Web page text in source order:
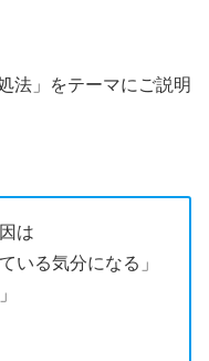
法」をテーマにご説明
は
る気分になる」